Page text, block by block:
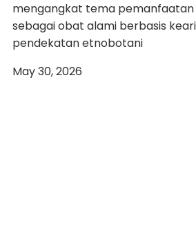
mengangkat tema
sebagai obat alami berbasis
pendekatan etnobotani
May 30, 2026